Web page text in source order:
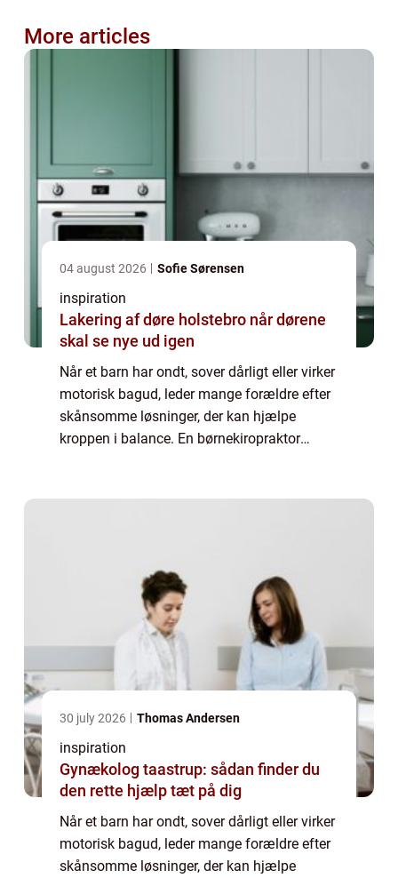
More articles
04 august 2026 Sofie Sørensen
inspiration
Lakering af døre holstebro når dørene
skal se nye ud igen
Når et barn har ondt, sover dårligt eller virker
motorisk bagud, leder mange forældre efter
skånsomme løsninger, der kan hjælpe
kroppen i balance. En børnekiropraktor
30 july 2026 Thomas Andersen
inspiration
Gynækolog taastrup: sådan finder du
den rette hjælp tæt på dig
Når et barn har ondt, sover dårligt eller virker
motorisk bagud, leder mange forældre efter
skånsomme løsninger, der kan hjælpe